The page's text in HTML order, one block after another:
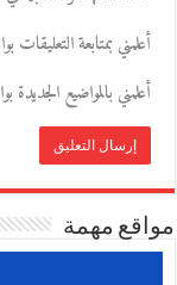
أعلمني بمتابعة التعليقات
أعلمني بالمواضيع الجديدة
مواقع مهمة